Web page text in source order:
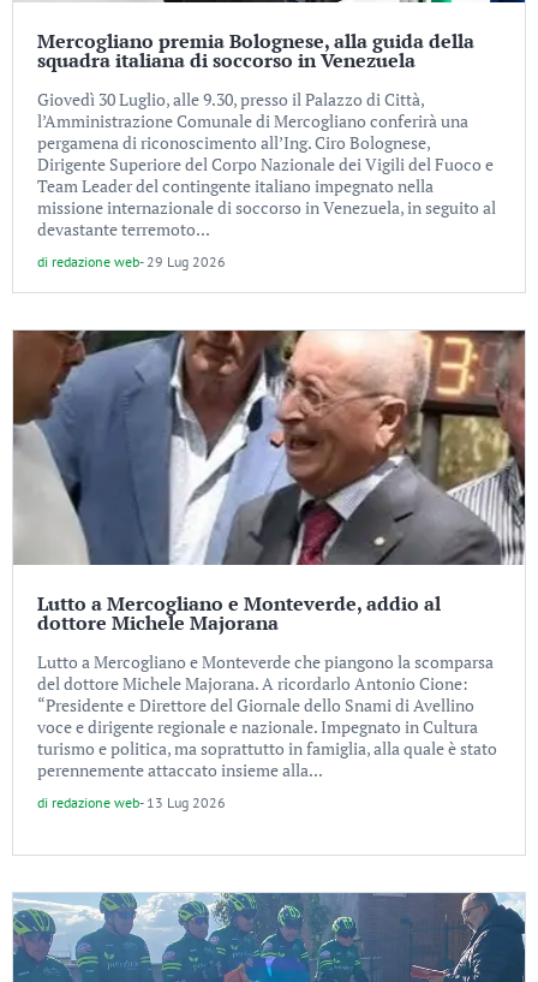
Mercogliano premia Bolognese, alla guida della
squadra italiana di soccorso in Venezuela
Giovedì 30 Luglio, alle 9.30, presso il Palazzo di Città,
l’Amministrazione Comunale di Mercogliano conferirà una
pergamena di riconoscimento all’Ing. Ciro Bolognese,
Dirigente Superiore del Corpo Nazionale dei Vigili del Fuoco e
Team Leader del contingente italiano impegnato nella
missione internazionale di soccorso in Venezuela, in seguito al
devastante terremoto...
di redazione web- 29 Lug 2026
Lutto a Mercogliano e Monteverde, addio al
dottore Michele Majorana
Lutto a Mercogliano e Monteverde che piangono la scomparsa
del dottore Michele Majorana. A ricordarlo Antonio Cione:
“Presidente e Direttore del Giornale dello Snami di Avellino
voce e dirigente regionale e nazionale. Impegnato in Cultura
turismo e politica, ma soprattutto in famiglia, alla quale è stato
perennemente attaccato insieme alla...
di redazione web- 13 Lug 2026